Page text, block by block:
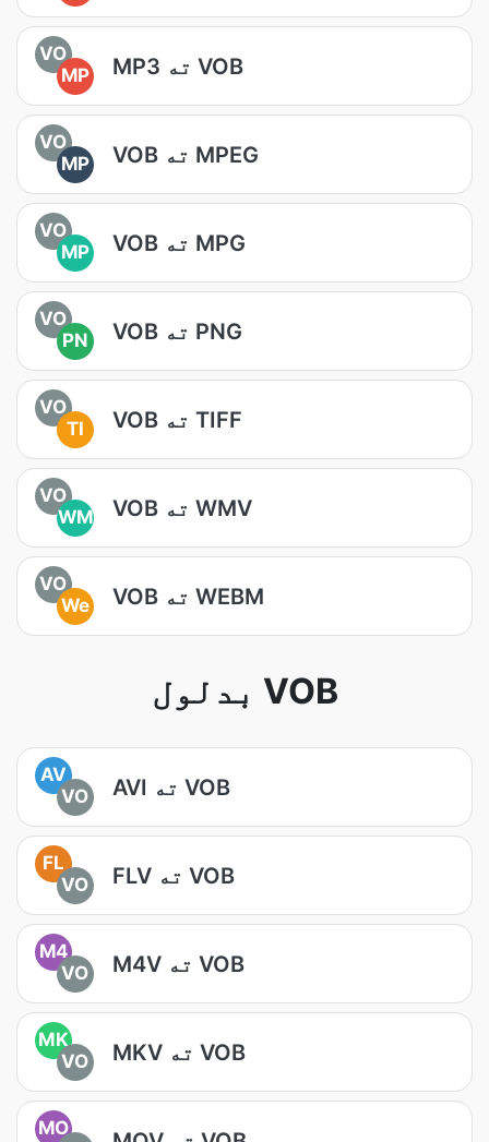
VO
MP
MP3 ته VOB
VO
MP
VOB ته MPEG
VO
MP
VOB ته MPG
VO
PN
VOB ته PNG
VO
TI
VOB ته TIFF
VO
WM
VOB ته WMV
VO
We
VOB ته WEBM
بدلول VOB
AV
VO
AVI ته VOB
FL
VO
FLV ته VOB
M4
VO
M4V ته VOB
MK
VO
MKV ته VOB
MO